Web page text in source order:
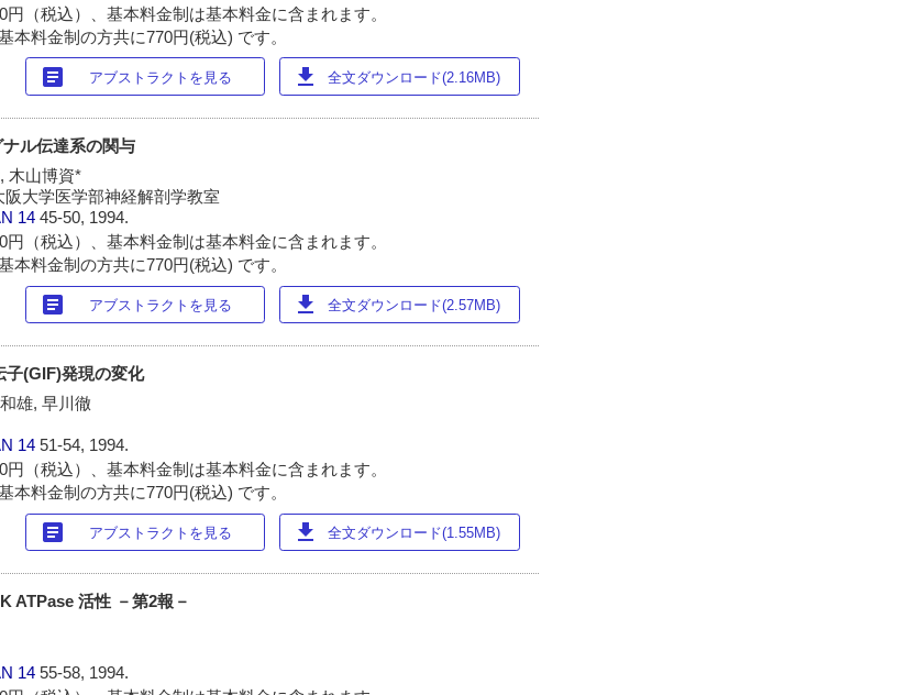
（税込）、基本料金制は基本料金に含まれます。
本料金制の方共に770円(税込) です。
article アブストラクトを見る download 全文ダウンロード(2.16MB)
ル伝達系の関与
木山博資*
大学医学部神経解剖学教室
1445-50, 1994.
（税込）、基本料金制は基本料金に含まれます。
本料金制の方共に770円(税込) です。
article アブストラクトを見る download 全文ダウンロード(2.57MB)
子(GIF)発現の変化
雄, 早川徹
1451-54, 1994.
（税込）、基本料金制は基本料金に含まれます。
本料金制の方共に770円(税込) です。
article アブストラクトを見る download 全文ダウンロード(1.55MB)
ATPase 活性 －第2報－
1455-58, 1994.